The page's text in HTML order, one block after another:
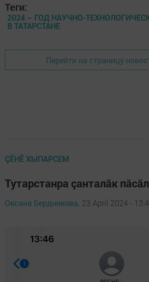
Теги:
2024 – ГОД НАУЧНО-
В ТАТАРСТАНЕ
Перейти на страницу
ÇӖНӖ ХЫПАРСЕМ
Тутарстанра çанталăк
Оксана Бердникова, 23 April 2024 -